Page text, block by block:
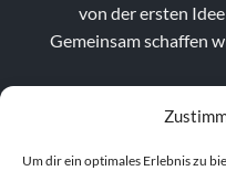
Um dir ein optimales Erlebnis zu
von der ersten
Gemeinsam schaffen